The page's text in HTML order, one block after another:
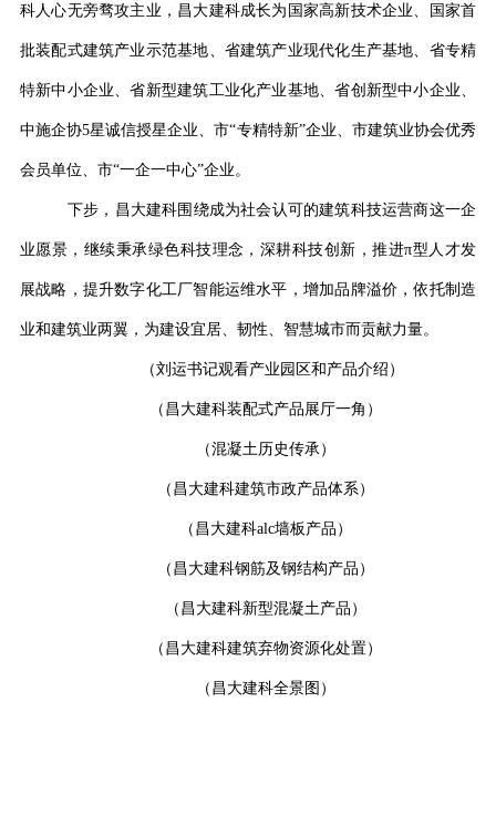
科人心无旁骛攻主业，昌大建科成长为国家高新技术企业、国家首
批装配式建筑产业示范基地、省建筑产业现代化生产基地、省专精
特新中小企业、省新型建筑工业化产业基地、省创新型中小企业、
中施企协5星诚信授星企业、市“专精特新”企业、市建筑业协会优秀
会员单位、市“一企一中心”企业。
下步，昌大建科围绕成为社会认可的建筑科技运营商这一企
业愿景，继续秉承绿色科技理念，深耕科技创新，推进π型人才发
展战略，提升数字化工厂智能运维水平，增加品牌溢价，依托制造
业和建筑业两翼，为建设宜居、韧性、智慧城市而贡献力量。
（刘运书记观看产业园区和产品介绍）
（昌大建科装配式产品展厅一角）
（混凝土历史传承）
（昌大建科建筑市政产品体系）
（昌大建科alc墙板产品）
（昌大建科钢筋及钢结构产品）
（昌大建科新型混凝土产品）
（昌大建科建筑弃物资源化处置）
（昌大建科全景图）